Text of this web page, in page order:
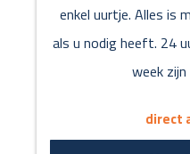
enkel uurtje. Alles is
als u nodig heeft. 24
week
direct